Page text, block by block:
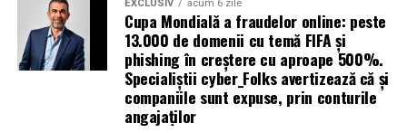
Avantaje:
compatibilitate cu DPF;
protecție pentru turbocompresor;
reducerea depunerilor;
Aceste toalete sunt echipate cu ventilație
corespunzătoare pentru a preveni mirosurile neplăcute
și pot include facilități suplimentare, cum ar fi iluminare
solară sau podele antiderapante. De asemenea, multe
facilități ecologice sunt echipate cu sisteme moderne de
EXCLUSIV acum 6 zile
Cupa Mondială a fraudelor online: peste
13.000 de domenii cu temă FIFA și
phishing în creștere cu aproape 500%.
Specialiștii cyber_Folks avertizează că și
companiile sunt expuse, prin conturile
angajaților